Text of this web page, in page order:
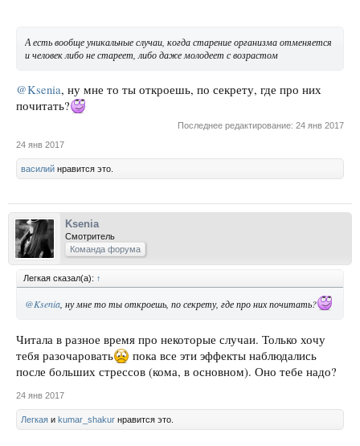
А есть вообще уникальные случаи, когда старение организма отменяется
и человек либо не стареет, либо даже молодеет с возрастом
@Ksenia, ну мне то ты откроешь, по секрету, где про них
почитать?
Последнее редактирование: 24 янв 2017
24 янв 2017
василий нравится это.
Ksenia
Смотритель
Команда форума
Легкая сказал(а): ↑
@Ksenia, ну мне то ты откроешь, по секрету, где про них почитать?
Читала в разное время про некоторые случаи. Только хочу
тебя разочаровать
пока все эти эффекты наблюдались
после больших стрессов (кома, в основном). Оно тебе надо?
24 янв 2017
Легкая и kumar_shakur нравится это.